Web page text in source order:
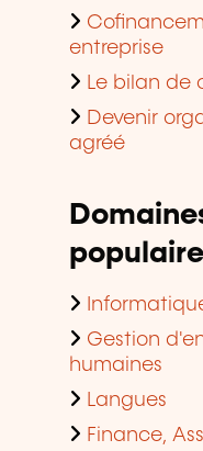
entreprise
Le bilan de
Devenir
agréé
Gestion
humaines
Langues
Finance,